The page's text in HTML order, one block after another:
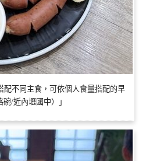
配不同主食，可依個人食量搭配的早
/近內壢國中）」